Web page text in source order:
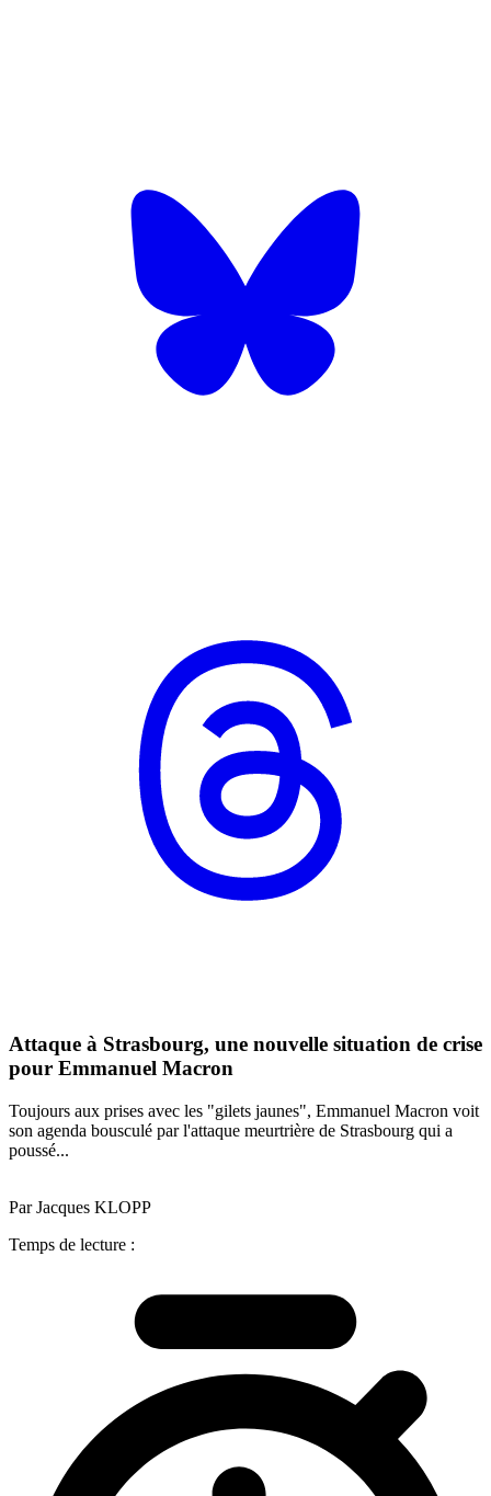
Attaque à Strasbourg, une nouvelle situation de crise
pour Emmanuel Macron
Toujours aux prises avec les "gilets jaunes", Emmanuel Macron voit
son agenda bousculé par l'attaque meurtrière de Strasbourg qui a
poussé...
Par Jacques KLOPP
Temps de lecture :